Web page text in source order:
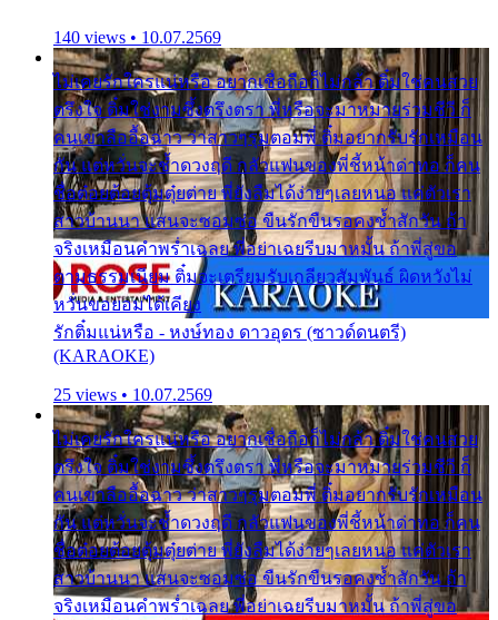
140 views • 10.07.2569
ไม่เคยรักใครแน่หรือ อยากเชื่อถือก็ไม่กล้า ติ๋มใช่คนสวย
ตรึงใจ ติ๋มใช่งามซึ้งตรึงตรา พี่หรือจะมาหมายร่วมชีวี ก็
คนเขาลืออื้อฉาว ว่าสาวๆรุมตอมพี่ ติ๋มอยากรับรักเหมือน
กัน แต่หวั่นจะช้ำดวงฤดี กลัวแฟนของพี่ชี้หน้าด่าทอ ก็คน
ชื่อต๋อยต้อยตุ้มตุ๋ยต่าย พี่ยังลืมได้ง่ายๆเลยหนอ แค่ตัวเรา
สาวบ้านนา แสนจะซอมซ่อ ขืนรักขืนรอคงช้ำสักวัน ถ้า
จริงเหมือนคำพร่ำเฉลย พี่อย่าเฉยรีบมาหมั้น ถ้าพี่สู่ขอ
ตามธรรมเนียม ติ๋มจะเตรียมรับเกลียวสัมพันธ์ ผิดหวังไม่
หวั่นขอยอมได้เคียง
รักติ๋มแน่หรือ - หงษ์ทอง ดาวอุดร (ซาวด์ดนตรี)
(KARAOKE)
25 views • 10.07.2569
ไม่เคยรักใครแน่หรือ อยากเชื่อถือก็ไม่กล้า ติ๋มใช่คนสวย
ตรึงใจ ติ๋มใช่งามซึ้งตรึงตรา พี่หรือจะมาหมายร่วมชีวี ก็
คนเขาลืออื้อฉาว ว่าสาวๆรุมตอมพี่ ติ๋มอยากรับรักเหมือน
กัน แต่หวั่นจะช้ำดวงฤดี กลัวแฟนของพี่ชี้หน้าด่าทอ ก็คน
ชื่อต๋อยต้อยตุ้มตุ๋ยต่าย พี่ยังลืมได้ง่ายๆเลยหนอ แค่ตัวเรา
สาวบ้านนา แสนจะซอมซ่อ ขืนรักขืนรอคงช้ำสักวัน ถ้า
จริงเหมือนคำพร่ำเฉลย พี่อย่าเฉยรีบมาหมั้น ถ้าพี่สู่ขอ